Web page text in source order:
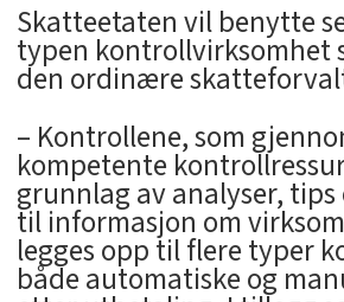
Skatteetaten vil benytte
typen kontrollvirksomhet
den ordinære
– Kontrollene, som
kompetente
grunnlag av analyser,
til informasjon om
legges opp til flere typer
både automatiske og